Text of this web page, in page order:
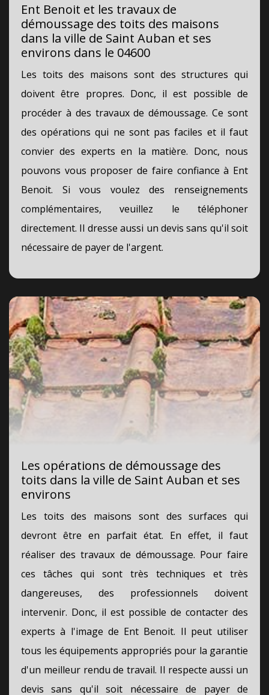
Ent Benoit et les travaux de
démoussage des toits des maisons
dans la ville de Saint Auban et ses
environs dans le 04600
Les toits des maisons sont des structures qui
doivent être propres. Donc, il est possible de
procéder à des travaux de démoussage. Ce sont
des opérations qui ne sont pas faciles et il faut
convier des experts en la matière. Donc, nous
pouvons vous proposer de faire confiance à Ent
Benoit. Si vous voulez des renseignements
complémentaires, veuillez le téléphoner
directement. Il dresse aussi un devis sans qu'il soit
nécessaire de payer de l'argent.
Les opérations de démoussage des
toits dans la ville de Saint Auban et ses
environs
Les toits des maisons sont des surfaces qui
devront être en parfait état. En effet, il faut
réaliser des travaux de démoussage. Pour faire
ces tâches qui sont très techniques et très
dangereuses, des professionnels doivent
intervenir. Donc, il est possible de contacter des
experts à l'image de Ent Benoit. Il peut utiliser
tous les équipements appropriés pour la garantie
d'un meilleur rendu de travail. Il respecte aussi un
devis sans qu'il soit nécessaire de payer de